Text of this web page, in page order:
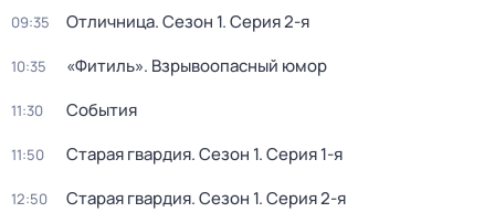
09:35 Отличница. Сезон 1. Серия 2-я
10:35 «Фитиль». Взрывоопасный юмор
11:30 События
11:50 Старая гвардия. Сезон 1. Серия 1-я
12:50 Старая гвардия. Сезон 1. Серия 2-я